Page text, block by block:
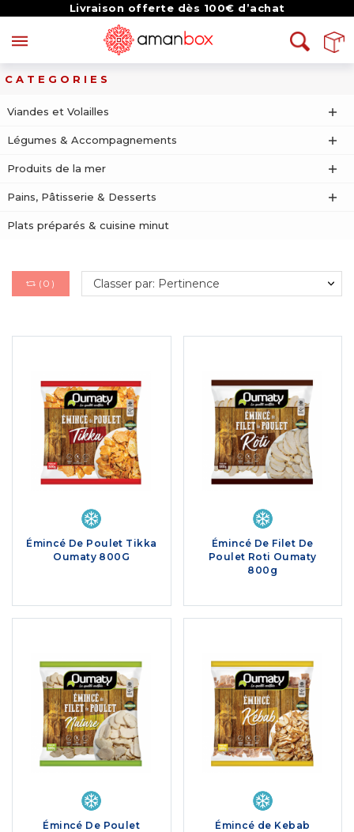
Livraison offerte dès 100€ d’achat
CATEGORIES
Viandes et Volailles
Légumes & Accompagnements
Produits de la mer
Pains, Pâtisserie & Desserts
Plats préparés & cuisine minut
( 0 ) Classer par: Pertinence
Émincé De Poulet Tikka
Oumaty 800G
Émincé De Filet De
Poulet Roti Oumaty
800g
Émincé De Poulet
Émincé de Kebab